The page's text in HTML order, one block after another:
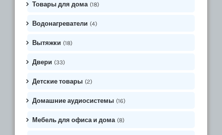
Товары для дома (18)
Водонагреватели (4)
Вытяжки (18)
Двери (33)
Детские товары (2)
Домашние аудиосистемы (16)
Мебель для офиса и дома (8)